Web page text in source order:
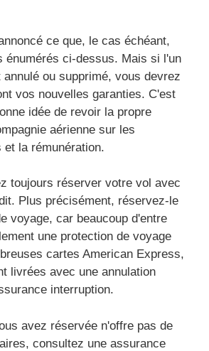
ce que, le cas échéant,
énumérés ci-dessus. Mais si l'un
ou supprimé, vous devrez
vos nouvelles garanties. C'est
idée de revoir la propre
aérienne sur les
et la rémunération.
toujours réserver votre vol avec
Plus précisément, réservez-le
voyage, car beaucoup d'entre
une protection de voyage
cartes American Express,
livrées avec une annulation
interruption.
avez réservée n'offre pas de
consultez une assurance